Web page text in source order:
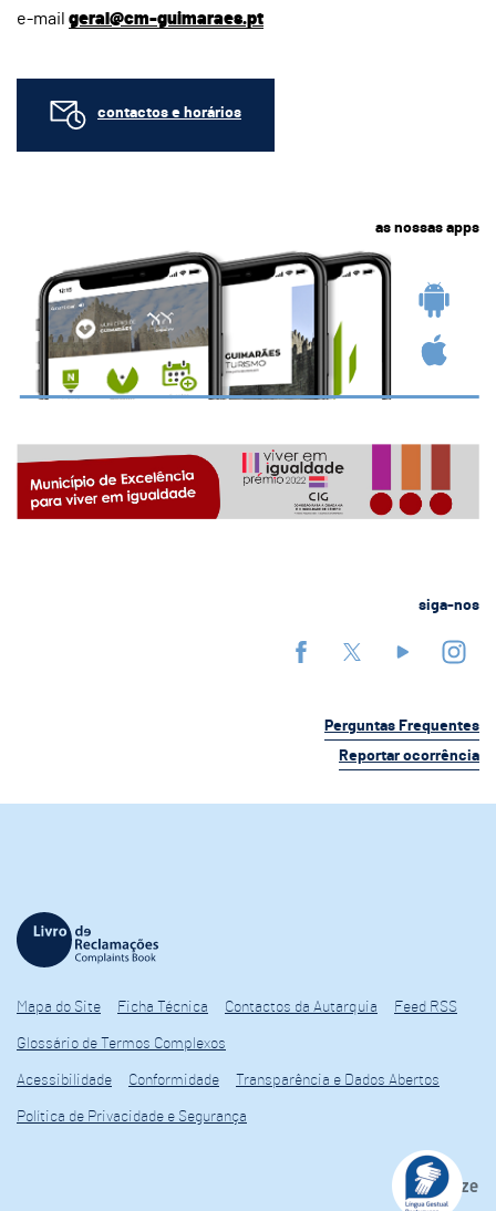
e-mail geral@cm-guimaraes.pt
contactos e horários
as nossas apps
siga-nos
Perguntas Frequentes
Reportar ocorrência
Mapa do Site Ficha Técnica Contactos da Autarquia Feed RSS
Glossário de Termos Complexos
Acessibilidade Conformidade Transparência e Dados Abertos
Política de Privacidade e Segurança